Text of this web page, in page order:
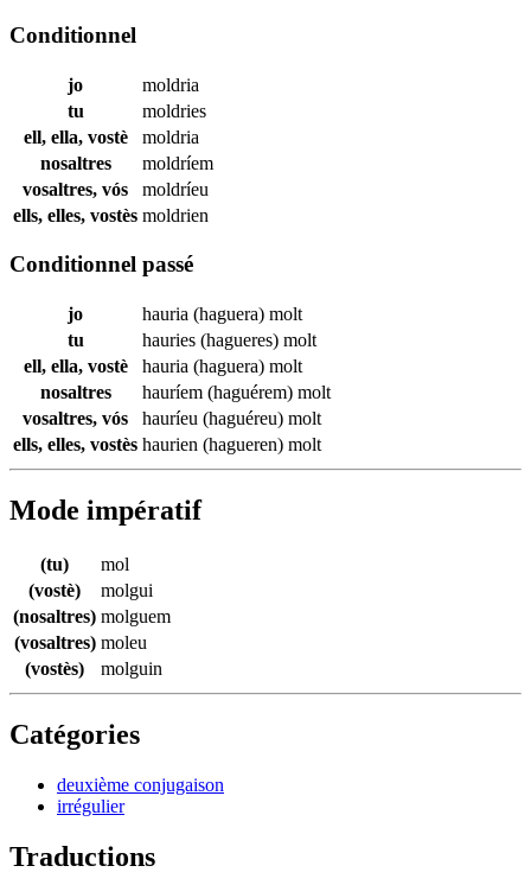
Conditionnel
jo
moldria
tu
moldries
ell, ella, vostè
moldria
nosaltres
moldríem
vosaltres, vós
moldríeu
ells, elles, vostès moldrien
Conditionnel passé
jo hauria (haguera) molt
tu
hauries (hagueres) molt
ell, ella, vostè
hauria (haguera) molt
nosaltres
hauríem (haguérem) molt
vosaltres, vós
hauríeu (haguéreu) molt
ells, elles, vostès haurien (hagueren) molt
Mode impératif
(tu)
mol
(vostè)
molgui
(nosaltres) molguem
(vosaltres) moleu
(vostès)
molguin
Catégories
deuxième conjugaison
irrégulier
Traductions